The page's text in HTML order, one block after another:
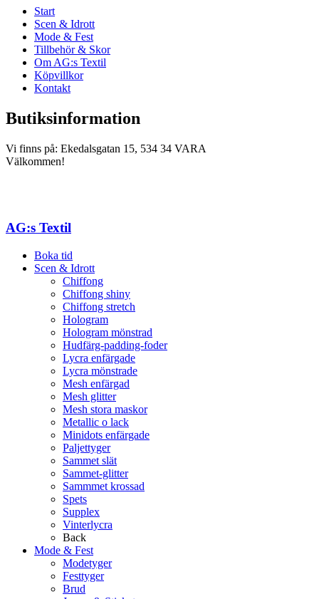
Start
Scen & Idrott
Mode & Fest
Tillbehör & Skor
Om AG:s Textil
Köpvillkor
Kontakt
Butiksinformation
Vi finns på: Ekedalsgatan 15, 534 34 VARA
Välkommen!
AG:s Textil
Boka tid
Scen & Idrott
Chiffong
Chiffong shiny
Chiffong stretch
Hologram
Hologram mönstrad
Hudfärg-padding-foder
Lycra enfärgade
Lycra mönstrade
Mesh enfärgad
Mesh glitter
Mesh stora maskor
Metallic o lack
Minidots enfärgade
Paljettyger
Sammet slät
Sammet-glitter
Sammmet krossad
Spets
Supplex
Vinterlycra
Back
Mode & Fest
Modetyger
Festtyger
Brud